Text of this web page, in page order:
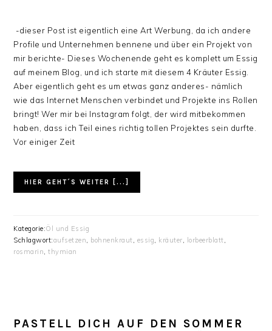
-dieser Post ist eigentlich eine Art Werbung, da ich andere
Profile und Unternehmen bennene und über ein Projekt von
mir berichte- Dieses Wochenende geht es komplett um Essig
auf meinem Blog, und ich starte mit diesem 4 Kräuter Essig.
Aber eigentlich geht es um etwas ganz anderes- nämlich
wie das Internet Menschen verbindet und Projekte ins Rollen
bringt! Wer mir bei Instagram folgt, der wird mitbekommen
haben, dass ich Teil eines richtig tollen Projektes sein durfte.
Vor einiger Zeit
HIER GEHT´S WEITER [...]
Kategorie:Öl und Essig
Schlagwort:aufsetzen, bohnenkraut, essig, kräuter, lorbeerblatt,
rosmarin,thymian
PASTELL DICH AUF DEN SOMMER